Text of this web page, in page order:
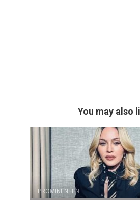
You may also
PROMINENTEN